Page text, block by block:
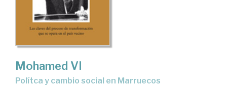
Mohamed VI
polítca y cambio social en Marruecos